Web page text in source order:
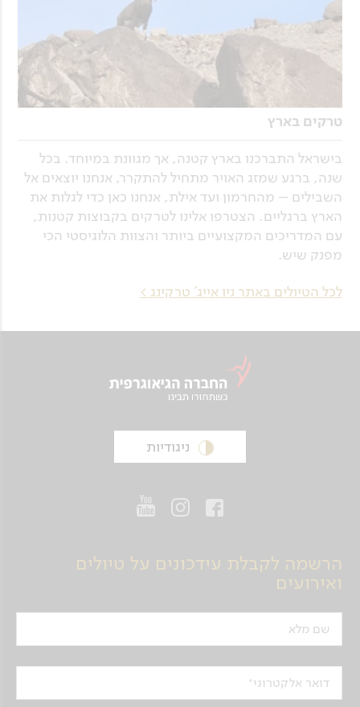
טרקים בארץ
בישראל התברכנו בארץ קטנה, אך מגוונת במיוחד. בכל
שנה, ברגע שמזג האויר מתחיל להתקרר, אנחנו יוצאים אל
השבילים – מהחרמון ועד אילת, אנחנו כאן כדי לגלות את
הארץ ברגליים. הצטרפו אלינו לטרקים בקבוצות קטנות,
עם המדריכים המקצועיים ביותר והצוות הלוגיסטי הכי
מפנק שיש.
לכל הטיולים באתר ניו אייג' טרקינג >
ניגודיות
הרשמה לקבלת עידכונים על טיולים
ואירועים
שם מלא
דואר אלקטרוני